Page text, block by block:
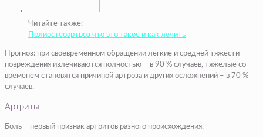
Читайте также:
Полиостеоартроз что это такое и как лечить
Прогноз: при своевременном обращении легкие и средней тяжести
повреждения излечиваются полностью – в 90 % случаев, тяжелые со
временем становятся причиной артроза и других осложнений – в 70 %
случаев.
Артриты
Боль – первый признак артритов разного происхождения.